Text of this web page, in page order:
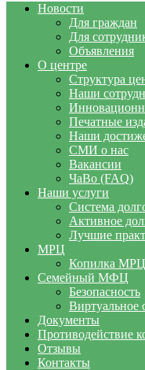
Новости
Для граждан
Для
Объявления
О центре
Структура
Наши
Печатные
Наши
СМИ о нас
Вакансии
ЧаВо (FAQ)
Наши услуги
Система
Активное
Лучшие
МРЦ
Копилка МРЦ
Семейный МФЦ
Безопасность
Виртуальное
Документы
Противодействие
Отзывы
Контакты